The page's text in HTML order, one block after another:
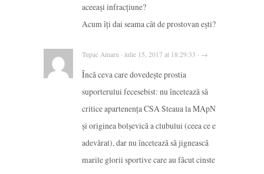
aceeași infracțiune?
Acum îți dai seama cât de prostovan ești?
Tupac Amaru · iulie 15, 2017 at 18:29:33 · →
Încă ceva care dovedește prostia
suporterului fecesebist: nu încetează să
critice apartenența CSA Steaua la MApN
și originea bolșevică a clubului (ceea ce e
adevărat), dar nu încetează să jignească
marile glorii sportive care au făcut cinste